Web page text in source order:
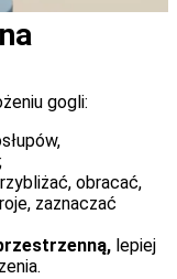
gogli:
obracać,
zaznaczać
lepiej